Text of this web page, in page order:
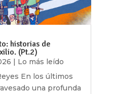
historias de
(Pt.2)
| Lo más leído
En los últimos
una profunda